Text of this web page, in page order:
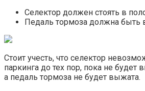
Селектор должен стоять в
Педаль тормоза должна быть
Стоит учесть, что селектор
паркинга до тех пор, пока не будет
а педаль тормоза не будет выжата.